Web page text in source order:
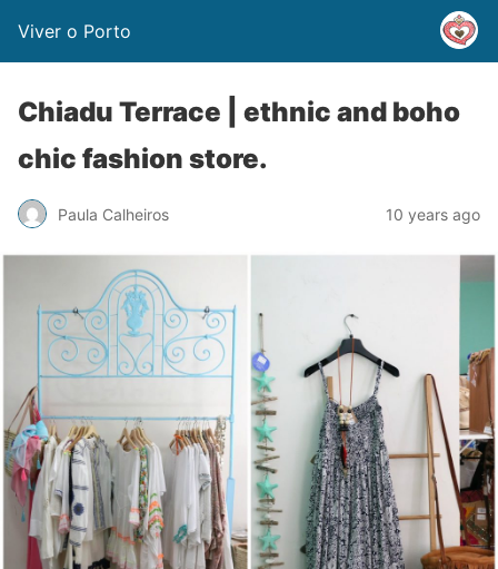
Viver o Porto
Chiadu Terrace | ethnic and boho
chic fashion store.
Paula Calheiros 10 years ago